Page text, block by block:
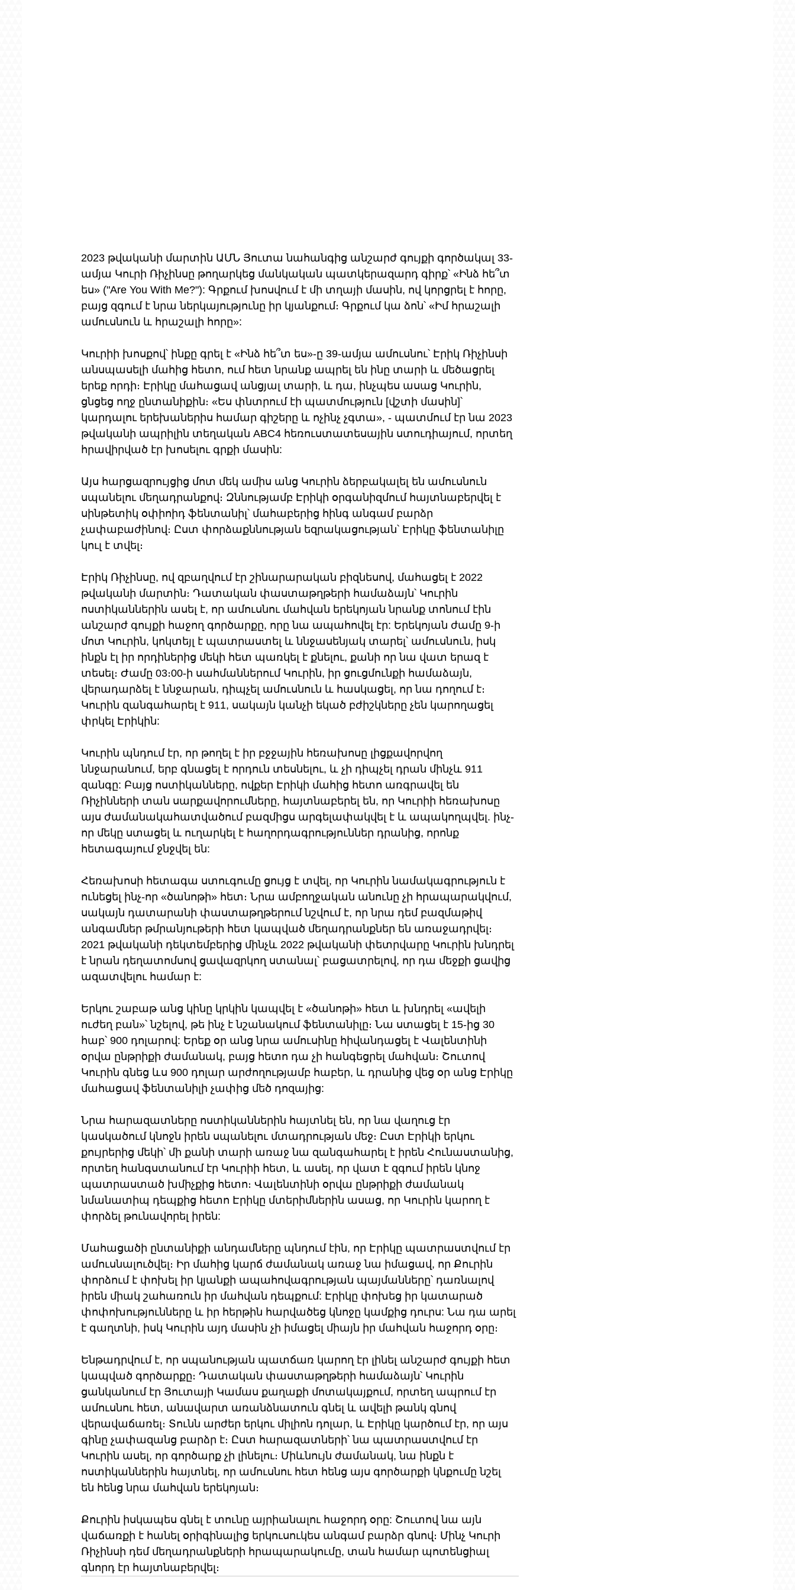
2023 թվականի մարտին ԱՄՆ Յուտա նահանգից անշարժ գույքի գործակալ 33-
ամյա Կուրի Ռիչինսը թողարկեց մանկական պատկերազարդ գիրք՝ «Ինձ հե՞տ
ես» ("Are You With Me?"): Գրքում խոսվում է մի տղայի մասին, ով կորցրել է հորը,
բայց զգում է նրա ներկայությունը իր կյանքում։ Գրքում կա ձոն՝ «Իմ հրաշալի
ամուսնուն և հրաշալի հորը»:
Կուրիի խոսքով՝ ինքը գրել է «Ինձ հե՞տ ես»-ը 39-ամյա ամուսնու՝ Էրիկ Ռիչինսի
անսպասելի մահից հետո, ում հետ նրանք ապրել են ինը տարի և մեծացրել
երեք որդի։ Էրիկը մահացավ անցյալ տարի, և դա, ինչպես ասաց Կուրին,
ցնցեց ողջ ընտանիքին։ «Ես փնտրում էի պատմություն [վշտի մասին]՝
կարդալու երեխաներիս համար գիշերը և ոչինչ չգտա», - պատմում էր նա 2023
թվականի ապրիլին տեղական ABC4 հեռուստատեսային ստուդիայում, որտեղ
հրավիրված էր խոսելու գրքի մասին:
Այս հարցազրույցից մոտ մեկ ամիս անց Կուրին ձերբակալել են ամուսնուն
սպանելու մեղադրանքով։ Զննությամբ Էրիկի օրգանիզմում հայտնաբերվել է
սինթետիկ օփիոիդ ֆենտանիլ՝ մահաբերից հինգ անգամ բարձր
չափաբաժինով։ Ըստ փորձաքննության եզրակացության՝ Էրիկը ֆենտանիլը
կուլ է տվել։
Էրիկ Ռիչինսը, ով զբաղվում էր շինարարական բիզնեսով, մահացել է 2022
թվականի մարտին։ Դատական ​​փաստաթղթերի համաձայն՝ Կուրին
ոստիկաններին ասել է, որ ամուսնու մահվան երեկոյան նրանք տոնում էին
անշարժ գույքի հաջող գործարքը, որը նա ապահովել էր: Երեկոյան ժամը 9-ի
մոտ Կուրին, կոկտեյլ է պատրաստել և ննջասենյակ տարել՝ ամուսնուն, իսկ
ինքն էլ իր որդիներից մեկի հետ պառկել է քնելու, քանի որ նա վատ երազ է
տեսել։ Ժամը 03։00-ի սահմաններում Կուրին, իր ցուցմունքի համաձայն,
վերադարձել է ննջարան, դիպչել ամուսնուն և հասկացել, որ նա դողում է։
Կուրին զանգահարել է 911, սակայն կանչի եկած բժիշկները չեն կարողացել
փրկել Էրիկին:
Կուրին պնդում էր, որ թողել է իր բջջային հեռախոսը լիցքավորվող
ննջարանում, երբ գնացել է որդուն տեսնելու, և չի դիպչել դրան մինչև 911
զանգը: Բայց ոստիկանները, ովքեր Էրիկի մահից հետո առգրավել են
Ռիչինների տան սարքավորումները, հայտնաբերել են, որ Կուրիի հեռախոսը
այս ժամանակահատվածում բազմիցս արգելափակվել է և ապակողպվել. ինչ-
որ մեկը ստացել և ուղարկել է հաղորդագրություններ դրանից, որոնք
հետագայում ջնջվել են:
Հեռախոսի հետագա ստուգումը ցույց է տվել, որ Կուրին նամակագրություն է
ունեցել ինչ-որ «ծանոթի» հետ։ Նրա ամբողջական անունը չի հրապարակվում,
սակայն դատարանի փաստաթղթերում նշվում է, որ նրա դեմ բազմաթիվ
անգամներ թմրանյութերի հետ կապված մեղադրանքներ են առաջադրվել։
2021 թվականի դեկտեմբերից մինչև 2022 թվականի փետրվարը Կուրին խնդրել
է նրան դեղատոմսով ցավազրկող ստանալ՝ բացատրելով, որ դա մեջքի ցավից
ազատվելու համար է:
Երկու շաբաթ անց կինը կրկին կապվել է «ծանոթի» հետ և խնդրել «ավելի
ուժեղ բան»՝ նշելով, թե ինչ է նշանակում ֆենտանիլը։ Նա ստացել է 15-ից 30
հաբ՝ 900 դոլարով: Երեք օր անց նրա ամուսինը հիվանդացել է Վալենտինի
օրվա ընթրիքի ժամանակ, բայց հետո դա չի հանգեցրել մահվան։ Շուտով
Կուրին գնեց ևս 900 դոլար արժողությամբ հաբեր, և դրանից վեց օր անց Էրիկը
մահացավ ֆենտանիլի չափից մեծ դոզայից:
Նրա հարազատները ոստիկաններին հայտնել են, որ նա վաղուց էր
կասկածում կնոջն իրեն սպանելու մտադրության մեջ։ Ըստ Էրիկի երկու
քույրերից մեկի՝ մի քանի տարի առաջ նա զանգահարել է իրեն Հունաստանից,
որտեղ հանգստանում էր Կուրիի հետ, և ասել, որ վատ է զգում իրեն կնոջ
պատրաստած խմիչքից հետո։ Վալենտինի օրվա ընթրիքի ժամանակ
նմանատիպ դեպքից հետո Էրիկը մտերիմներին ասաց, որ Կուրին կարող է
փորձել թունավորել իրեն:
Մահացածի ընտանիքի անդամները պնդում էին, որ Էրիկը պատրաստվում էր
ամուսնալուծվել։ Իր մահից կարճ ժամանակ առաջ նա իմացավ, որ Քուրին
փորձում է փոխել իր կյանքի ապահովագրության պայմանները՝ դառնալով
իրեն միակ շահառուն իր մահվան դեպքում: Էրիկը փոխեց իր կատարած
փոփոխությունները և իր հերթին հարվածեց կնոջը կամքից դուրս: Նա դա արել
է գաղտնի, իսկ Կուրին այդ մասին չի իմացել միայն իր մահվան հաջորդ օրը։
Ենթադրվում է, որ սպանության պատճառ կարող էր լինել անշարժ գույքի հետ
կապված գործարքը։ Դատական ​​փաստաթղթերի համաձայն՝ Կուրին
ցանկանում էր Յուտայի ​​Կամաս քաղաքի մոտակայքում, որտեղ ապրում էր
ամուսնու հետ, անավարտ առանձնատուն գնել և ավելի թանկ գնով
վերավաճառել։ Տունն արժեր երկու միլիոն դոլար, և Էրիկը կարծում էր, որ այս
գինը չափազանց բարձր է։ Ըստ հարազատների՝ նա պատրաստվում էր
Կուրին ասել, որ գործարք չի լինելու։ Միևնույն ժամանակ, նա ինքն է
ոստիկաններին հայտնել, որ ամուսնու հետ հենց այս գործարքի կնքումը նշել
են հենց նրա մահվան երեկոյան։
Քուրին իսկապես գնել է տունը այրիանալու հաջորդ օրը: Շուտով նա այն
վաճառքի է հանել օրիգինալից երկուսուկես անգամ բարձր գնով։ Մինչ Կուրի
Ռիչինսի դեմ մեղադրանքների հրապարակումը, տան համար պոտենցիալ
գնորդ էր հայտնաբերվել։